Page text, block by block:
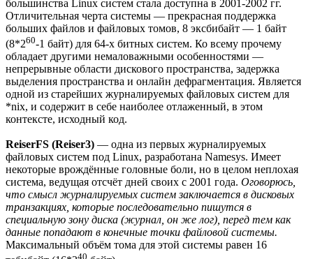
большинства Linux систем стала доступна в 2001-2002 гг.
Отличительная черта системы — прекрасная поддержка
больших файлов и файловых томов, 8 эксбибайт — 1 байт
(8*260-1 байт) для 64-х битных систем. Ко всему прочему
обладает другими немаловажными особенностями —
непрерывные области дискового пространства, задержка
выделения пространства и онлайн дефрагментация. Является
одной из старейших журналируемых файловых систем для
*nix, и содержит в себе наиболее отлаженный, в этом
контексте, исходный код.
ReiserFS (Reiser3) — одна из первых журналируемых
файловых систем под Linux, разработана Namesys. Имеет
некоторые врождённые головные боли, но в целом неплохая
система, ведущая отсчёт дней своих с 2001 года. Оговорюсь,
что смысл журналируемых систем заключается в дисковых
транзакциях, которые последовательно пишутся в
специальную зону диска (журнал, он же лог), перед тем как
данные попадают в конечные точки файловой системы.
Максимальный объём тома для этой системы равен 16
40